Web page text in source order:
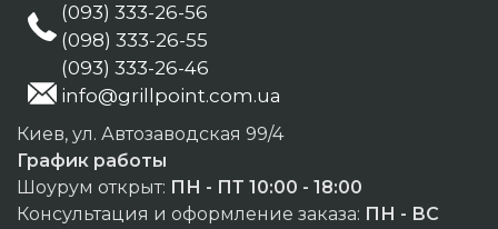
(093) 333-26-56
(098) 333-26-55
(093) 333-26-46
info@grillpoint.com.ua
Киев, ул. Автозаводская 99/4
График работы
Шоурум открыт: ПН - ПТ 10:00 - 18:00
Консультация и оформление заказа: ПН - ВС